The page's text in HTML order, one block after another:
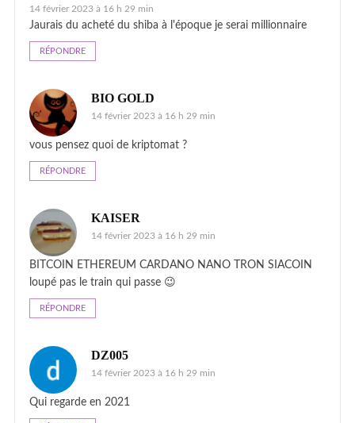
14 février 2023 à 16 h 29 min
Jaurais du acheté du shiba à l'époque je serai millionnaire
RÉPONDRE
BIO GOLD
14 février 2023 à 16 h 29 min
vous pensez quoi de kriptomat ?
RÉPONDRE
KAISER
14 février 2023 à 16 h 29 min
BITCOIN ETHEREUM CARDANO NANO TRON SIACOIN
loupé pas le train qui passe 😉
RÉPONDRE
DZ005
14 février 2023 à 16 h 29 min
Qui regarde en 2021